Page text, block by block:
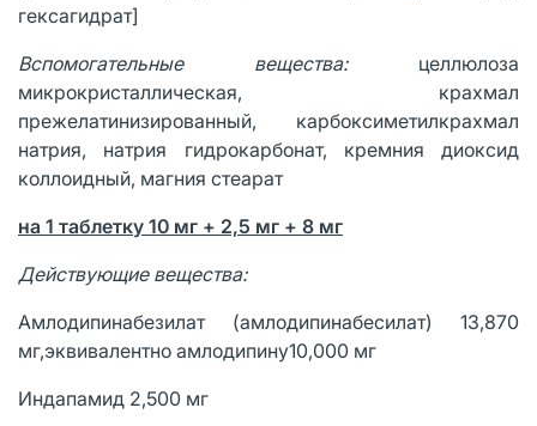
гексагидрат]
Вспомогательные вещества: целлюлоза
микрокристаллическая, крахмал
прежелатинизированный, карбоксиметилкрахмал
натрия, натрия гидрокарбонат, кремния диоксид
коллоидный, магния стеарат
на 1 таблетку 10 мг + 2,5 мг + 8 мг
Действующие вещества:
Амлодипинабезилат (амлодипинабесилат) 13,870
мг,эквивалентно амлодипину10,000 мг
Индапамид 2,500 мг